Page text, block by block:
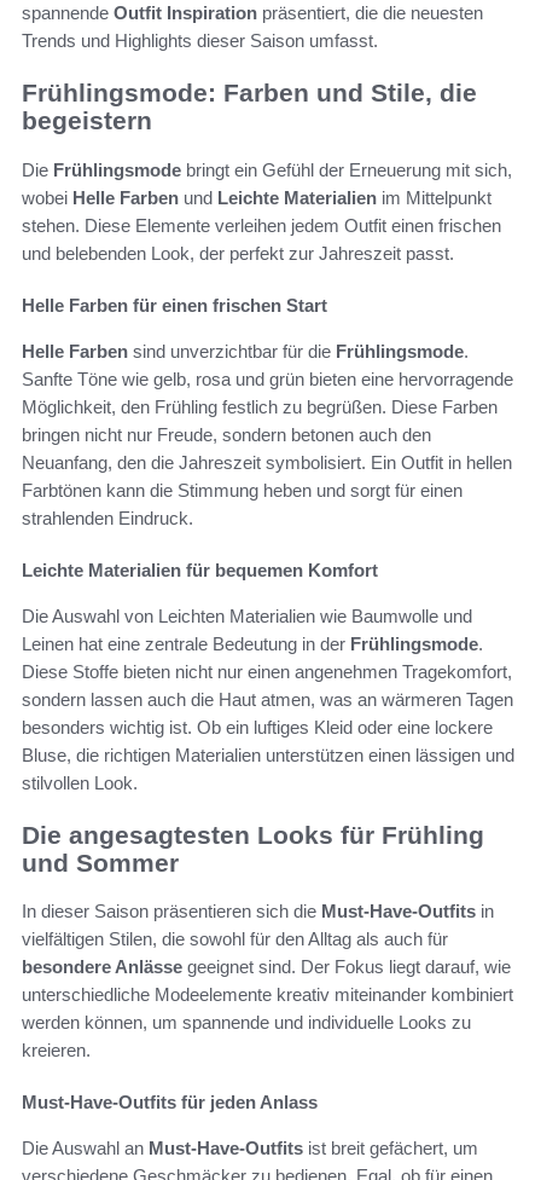
spannende Outfit Inspiration präsentiert, die die neuesten
Trends und Highlights dieser Saison umfasst.
Frühlingsmode: Farben und Stile, die
begeistern
Die Frühlingsmode bringt ein Gefühl der Erneuerung mit sich,
wobei Helle Farben und Leichte Materialien im Mittelpunkt
stehen. Diese Elemente verleihen jedem Outfit einen frischen
und belebenden Look, der perfekt zur Jahreszeit passt.
Helle Farben für einen frischen Start
Helle Farben sind unverzichtbar für die Frühlingsmode.
Sanfte Töne wie gelb, rosa und grün bieten eine hervorragende
Möglichkeit, den Frühling festlich zu begrüßen. Diese Farben
bringen nicht nur Freude, sondern betonen auch den
Neuanfang, den die Jahreszeit symbolisiert. Ein Outfit in hellen
Farbtönen kann die Stimmung heben und sorgt für einen
strahlenden Eindruck.
Leichte Materialien für bequemen Komfort
Die Auswahl von Leichten Materialien wie Baumwolle und
Leinen hat eine zentrale Bedeutung in der Frühlingsmode.
Diese Stoffe bieten nicht nur einen angenehmen Tragekomfort,
sondern lassen auch die Haut atmen, was an wärmeren Tagen
besonders wichtig ist. Ob ein luftiges Kleid oder eine lockere
Bluse, die richtigen Materialien unterstützen einen lässigen und
stilvollen Look.
Die angesagtesten Looks für Frühling
und Sommer
In dieser Saison präsentieren sich die Must-Have-Outfits in
vielfältigen Stilen, die sowohl für den Alltag als auch für
besondere Anlässe geeignet sind. Der Fokus liegt darauf, wie
unterschiedliche Modeelemente kreativ miteinander kombiniert
werden können, um spannende und individuelle Looks zu
kreieren.
Must-Have-Outfits für jeden Anlass
Die Auswahl an Must-Have-Outfits ist breit gefächert, um